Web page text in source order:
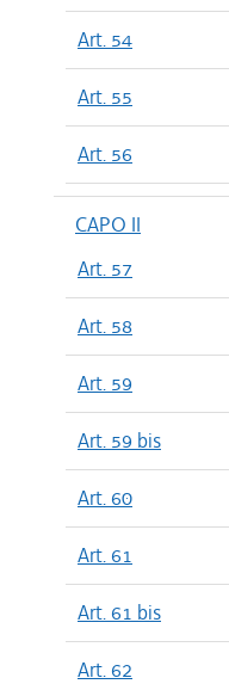
Art. 54
Art. 55
Art. 56
CAPO II
Art. 57
Art. 58
Art. 59
Art. 59 bis
Art. 60
Art. 61
Art. 61 bis
Art. 62